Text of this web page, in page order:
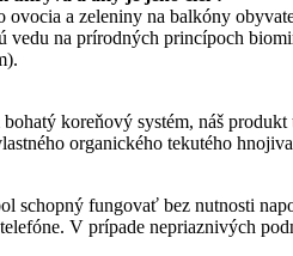
a zeleniny na balkóny
na prírodných princípoch
koreňový systém, náš
organického tekutého
schopný fungovať bez nutnosti
V prípade nepriaznivých